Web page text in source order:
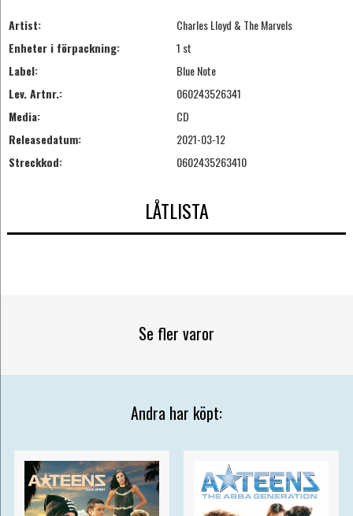
Artist:
Charles Lloyd & The Marvels
Enheter i förpackning:
1 st
Label:
Blue Note
Lev. Artnr.:
060243526341
Media:
CD
Releasedatum:
2021-03-12
Streckkod:
0602435263410
LÅTLISTA
Se fler varor
Andra har köpt: